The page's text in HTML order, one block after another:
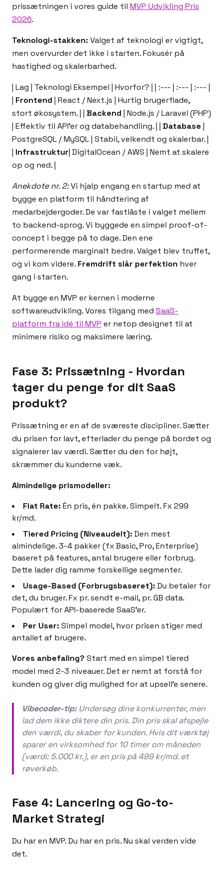
prissætningen i vores guide til MVP Udvikling Pris
2026.
Teknologi-stakken: Valget af teknologi er vigtigt,
men overvurder det ikke i starten. Fokusér på
hastighed og skalerbarhed.
| Lag | Teknologi Eksempel | Hvorfor? | | :--- | :--- | :--- |
| Frontend | React / Next.js | Hurtig brugerflade,
stort økosystem. | | Backend | Node.js / Laravel (PHP)
| Effektiv til API'er og databehandling. | | Database |
PostgreSQL / MySQL | Stabil, velkendt og skalerbar. |
| Infrastruktur| DigitalOcean / AWS | Nemt at skalere
op og ned. |
Anekdote nr. 2:Vi hjalp engang en startup med at
bygge en platform til håndtering af
medarbejdergoder. De var fastlåste i valget mellem
to backend-sprog. Vi byggede en simpel proof-of-
concept i begge på to dage. Den ene
performerende marginalt bedre. Valget blev truffet,
og vi kom videre. Fremdrift slår perfektion hver
gang i starten.
At bygge en MVP er kernen i moderne
softwareudvikling. Vores tilgang med SaaS-
platform fra idé til MVP er netop designet til at
minimere risiko og maksimere læring.
Fase 3: Prissætning - Hvordan
tager du penge for dit SaaS
produkt?
Prissætning er en af de sværeste discipliner. Sætter
du prisen for lavt, efterlader du penge på bordet og
signalerer lav værdi. Sætter du den for højt,
skræmmer du kunderne væk.
Almindelige prismodeller:
Flat Rate: Én pris, én pakke. Simpelt. Fx 299
kr/md.
Tiered Pricing (Niveaudelt): Den mest
almindelige. 3-4 pakker (fx Basic, Pro, Enterprise)
baseret på features, antal brugere eller forbrug.
Dette lader dig ramme forskellige segmenter.
Usage-Based (Forbrugsbaseret): Du betaler for
det, du bruger. Fx pr. sendt e-mail, pr. GB data.
Populært for API-baserede SaaS'er.
Per User: Simpel model, hvor prisen stiger med
antallet af brugere.
Vores anbefaling? Start med en simpel tiered
model med 2-3 niveauer. Det er nemt at forstå for
kunden og giver dig mulighed for at upsell'e senere.
Vibecoder-tip:Undersøg dine konkurrenter, men
lad dem ikke diktere din pris. Din pris skal afspejle
den værdi, du skaber for kunden. Hvis dit værktøj
sparer en virksomhed for 10 timer om måneden
(værdi: 5.000 kr.), er en pris på 499 kr/md. et
røverkøb.
Fase 4: Lancering og Go-to-
Market Strategi
Du har en MVP. Du har en pris. Nu skal verden vide
det.